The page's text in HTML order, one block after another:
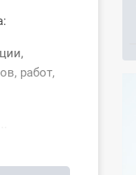
работ,